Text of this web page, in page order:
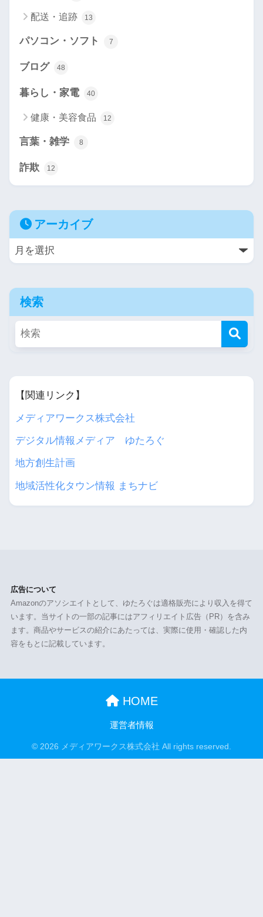
配送・追跡 13
パソコン・ソフト 7
ブログ 48
暮らし・家電 40
健康・美容食品 12
言葉・雑学 8
詐欺 12
アーカイブ
検索
【関連リンク】
メディアワークス株式会社
デジタル情報メディア ゆたろぐ
地方創生計画
地域活性化タウン情報 まちナビ
広告について
Amazonのアソシエイトとして、ゆたろぐは適格販売により収入を得て
います。当サイトの一部の記事にはアフィリエイト広告（PR）を含み
ます。商品やサービスの紹介にあたっては、実際に使用・確認した内
容をもとに記載しています。
HOME
運営者情報
© 2026 メディアワークス株式会社 All rights reserved.